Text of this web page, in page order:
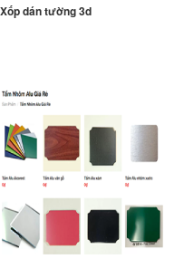
Xốp dán tường 3d